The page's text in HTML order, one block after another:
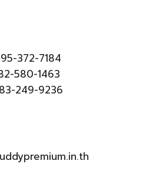
372-7184
580-1463
249-9236